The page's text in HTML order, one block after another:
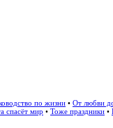
по жизни • От любви
спасёт мир • Тоже праздники •